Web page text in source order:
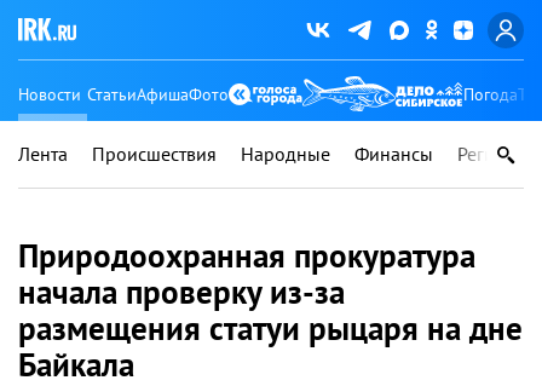
Новости СтатьиАфишаФото Погода
Лента Происшествия Народные Финансы Регионы
Природоохранная прокуратура
начала проверку из-за
размещения статуи рыцаря на дне
Байкала